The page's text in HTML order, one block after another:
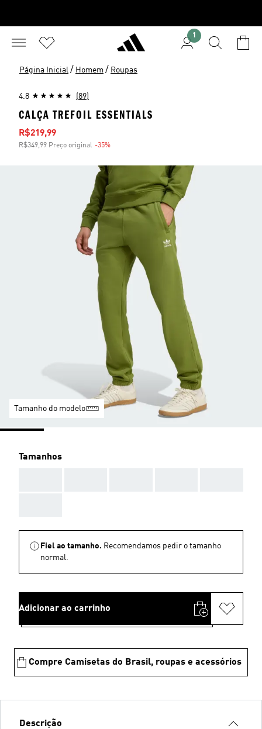
1
Página Inicial / Homem / Roupas
4.8 (89)
CALÇA TREFOIL ESSENTIALS
Preço com desconto
R$219,99
R$349,99 Preço original -35%
Tamanho do modelo
Tamanhos
Fiel ao tamanho. Recomendamos pedir o tamanho
normal.
Adicionar ao carrinho
Compre Camisetas do Brasil, roupas e acessórios
Descrição